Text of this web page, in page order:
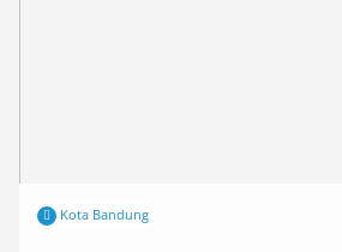
Kota Bandung